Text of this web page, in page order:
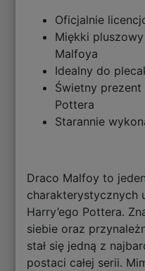
Oficjalnie
Miękki
Malfoya
Idealny do
Świetny prezent
Pottera
Starannie
Draco Malfoy to
charakterystycznych
Harry’ego Pottera.
siebie oraz
stał się jedną z
postaci całej serii.